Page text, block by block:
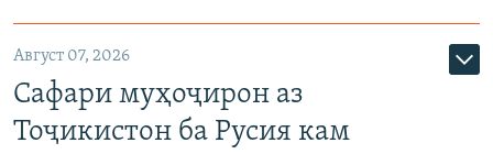
Август 07, 2026
Сафари муҳоҷирон аз
Тоҷикистон ба Русия кам